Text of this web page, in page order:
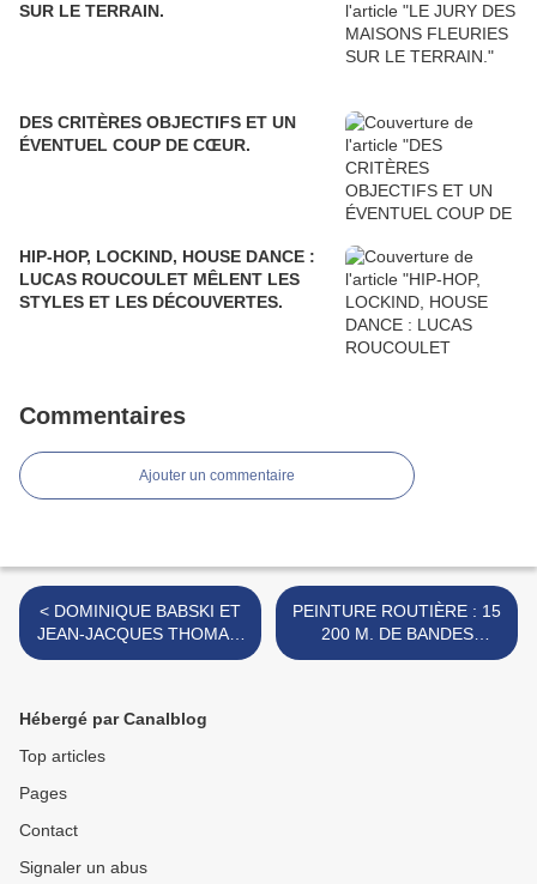
SUR LE TERRAIN.
DES CRITÈRES OBJECTIFS ET UN
ÉVENTUEL COUP DE CŒUR.
HIP-HOP, LOCKIND, HOUSE DANCE :
LUCAS ROUCOULET MÊLENT LES
STYLES ET LES DÉCOUVERTES.
Commentaires
Ajouter un commentaire
< DOMINIQUE BABSKI ET
JEAN-JACQUES THOMAS,
BALLE AU PIED ET A LA
PEINTURE ROUTIÈRE : 15
200 M. DE BANDES
AXIALES DE JOUR
Hébergé par Canalblog
Top articles
Pages
Contact
Signaler un abus